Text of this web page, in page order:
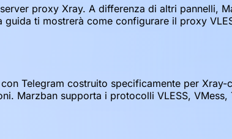
proxy Xray. A differenza di altri pannelli,
ti mostrerà come configurare il proxy
Telegram costruito specificamente per
Marzban supporta i protocolli VLESS, VMess,